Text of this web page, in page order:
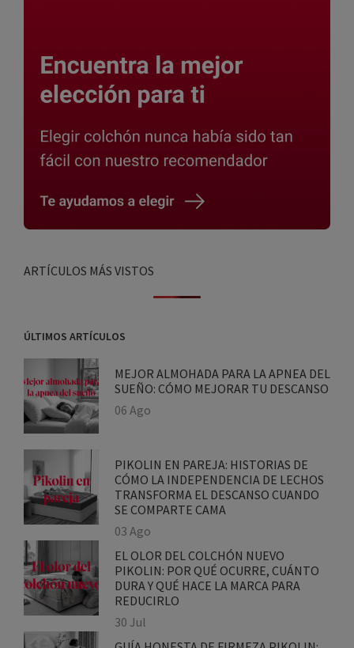
ÚLTIMOS ARTÍCULOS
MEJOR ALMOHADA PARA LA APNEA
06 Ago
PIKOLIN EN PAREJA: HISTORIAS DE
CÓMO LA INDEPENDENCIA DE
LECHOS TRANSFORMA EL DESCANSO
CUANDO SE COMPARTE CAMA
03 Ago
EL OLOR DEL COLCHÓN NUEVO
PIKOLIN: POR QUÉ OCURRE,
CUÁNTO DURA Y QUÉ HACE LA MARCA
PARA REDUCIRLO